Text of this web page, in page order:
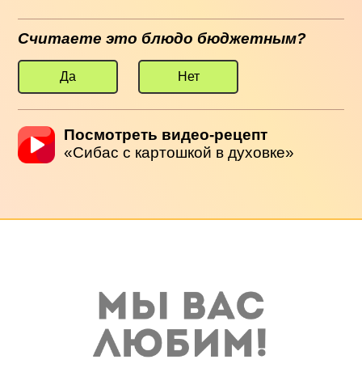
Считаете это блюдо бюджетным?
Да Нет
Посмотреть видео-рецепт
«Сибас с картошкой в духовке»